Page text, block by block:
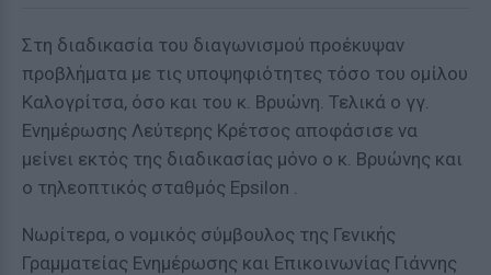
Στη διαδικασία του διαγωνισμού προέκυψαν
προβλήματα με τις υποψηφιότητες τόσο του ομίλου
Καλογρίτσα, όσο και του κ. Βρυώνη. Τελικά ο γγ.
Ενημέρωσης Λεύτερης Κρέτσος αποφάσισε να
μείνει εκτός της διαδικασίας μόνο ο κ. Βρυώνης και
ο τηλεοπτικός σταθμός Epsilon .
Νωρίτερα, ο νομικός σύμβουλος της Γενικής
Γραμματείας Ενημέρωσης και Επικοινωνίας Γιάννης